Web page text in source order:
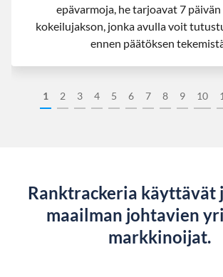
1 2 3 4 5 6 7 8 9 10
epävarmoja, he tarjoavat 7
kokeilujakson, jonka avulla voit
ennen päätöksen
Ranktrackeria käyttävät
maailman johtavien
markkinoijat.